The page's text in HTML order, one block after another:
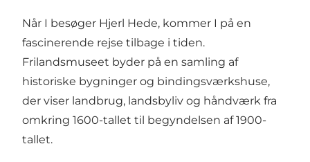
Når I besøger Hjerl Hede, kommer I på en
fascinerende rejse tilbage i tiden.
Frilandsmuseet byder på en samling af
historiske bygninger og bindingsværkshuse,
der viser landbrug, landsbyliv og håndværk fra
omkring 1600-tallet til begyndelsen af 1900-
tallet.